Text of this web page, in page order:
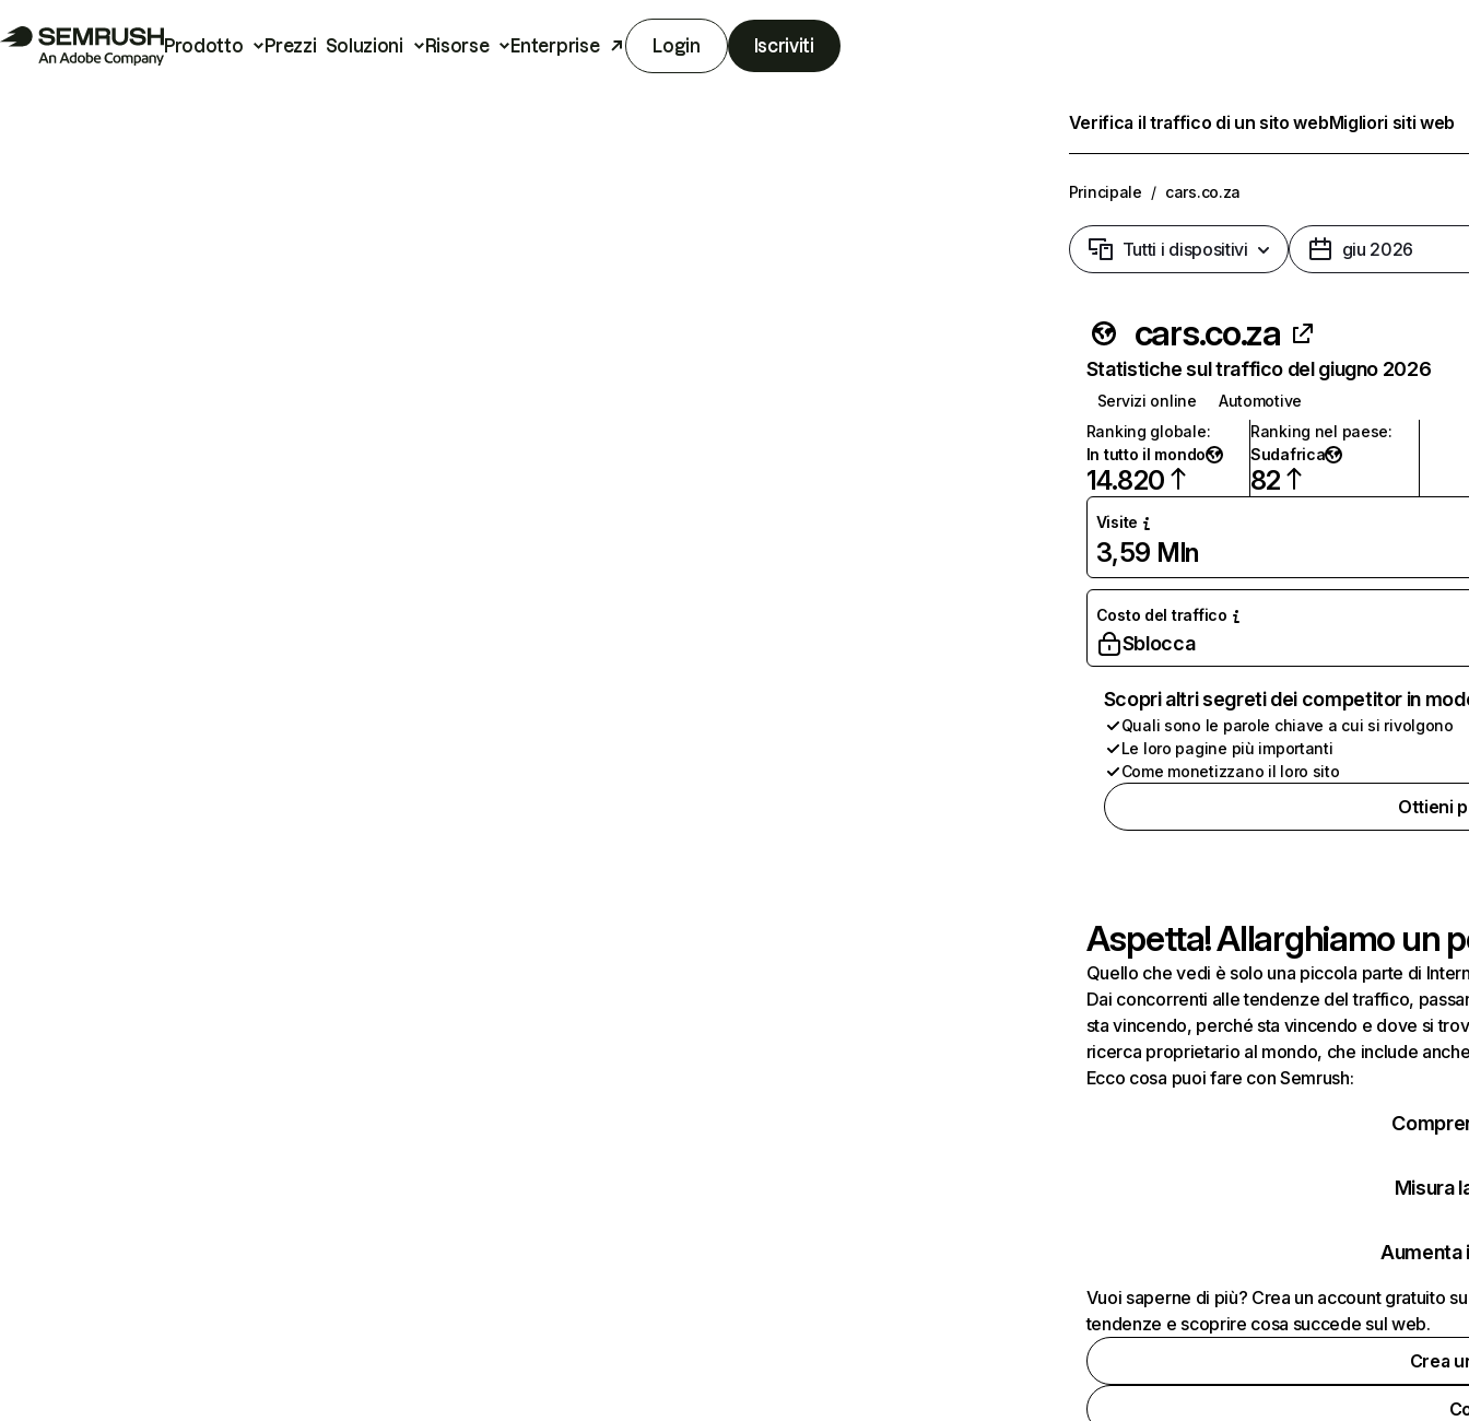
Prodotto Prezzi Soluzioni Risorse Enterprise Login Iscriviti
Verifica il traffico di un sito webMigliori siti web
Principale / cars.co.za
Tutti i dispositivi giu 2026
cars.co.za
Statistiche sul traffico del giugno 2026
Servizi online
Automotive
Ranking globale:
In tutto il mondo
14.820
Ranking nel paese:
Sudafrica
82
Visite
3,59 Mln
Costo del traffico
Sblocca
Scopri altri segreti dei competitor in
Quali sono le parole chiave a cui si rivolgono
Le loro pagine più importanti
Come monetizzano il loro sito
Ottieni
Aspetta! Allarghiamo un
Quello che vedi è solo una piccola parte di
Dai concorrenti alle tendenze del traffico,
sta vincendo, perché sta vincendo e dove si
ricerca proprietario al mondo, che include
Ecco cosa puoi fare con Semrush:
Misura
Aumenta
Vuoi saperne di più? Crea un account gratuito
tendenze e scoprire cosa succede sul web.
Crea